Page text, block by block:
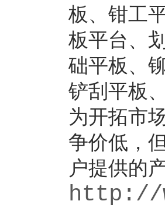
板、钳工
板平台、
础平板、
铲刮平板
为开拓市
争价低，
户提供的
http://